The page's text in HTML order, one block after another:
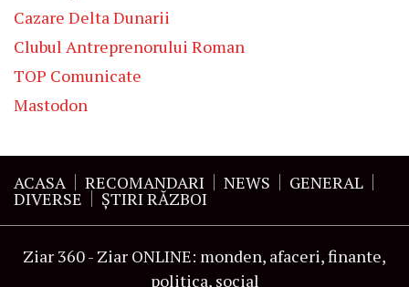
Cazare Delta Dunarii
Clubul Antreprenorului Roman
TOP Comunicate
Mastodon
ACASA RECOMANDARI NEWS GENERAL
DIVERSE ŞTIRI RĂZBOI
Ziar 360 - Ziar ONLINE: monden, afaceri, finante,
politica, social